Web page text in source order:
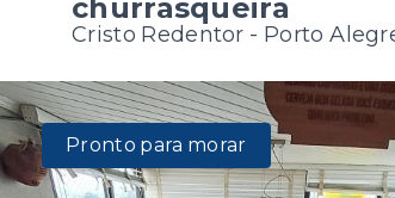
churrasqueira
Cristo Redentor - Porto
Pronto para morar